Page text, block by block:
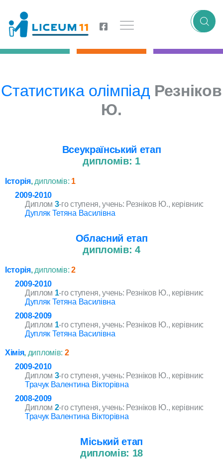
Статистика олімпіад Резніков
Ю.
Всеукраїнський етап
дипломів: 1
Історія, дипломів: 1
2009-2010
Диплом 3-го ступеня, учень: Резніков Ю., керівник:
Дупляк Тетяна Василівна
Обласний етап
дипломів: 4
Історія, дипломів: 2
2009-2010
Диплом 1-го ступеня, учень: Резніков Ю., керівник:
Дупляк Тетяна Василівна
2008-2009
Диплом 1-го ступеня, учень: Резніков Ю., керівник:
Дупляк Тетяна Василівна
Хімія, дипломів: 2
2009-2010
Диплом 3-го ступеня, учень: Резніков Ю., керівник:
Трачук Валентина Вікторівна
2008-2009
Диплом 2-го ступеня, учень: Резніков Ю., керівник:
Трачук Валентина Вікторівна
Міський етап
дипломів: 18